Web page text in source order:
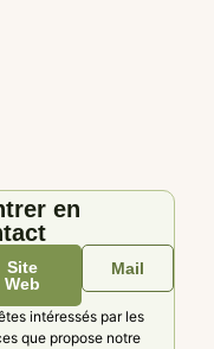
en
Site
Web
Mail
intéressés par les
que propose notre